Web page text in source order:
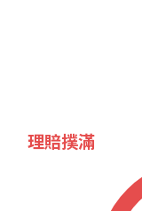
理賠撲滿